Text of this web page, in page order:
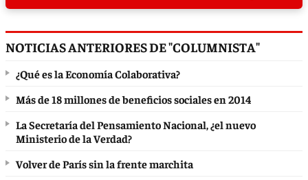
NOTICIAS ANTERIORES DE "COLUMNISTA"
¿Qué es la Economía Colaborativa?
Más de 18 millones de beneficios sociales en 2014
La Secretaría del Pensamiento Nacional, ¿el nuevo
Ministerio de la Verdad?
Volver de París sin la frente marchita